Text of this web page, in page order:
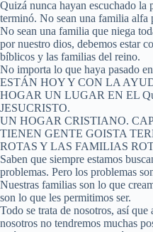
Quizá nunca hayan escuchado la
terminó. No sean una familia alfa
No sean una familia que niega
por nuestro dios, debemos estar
bíblicos y las familias del reino.
No importa lo que haya pasado
ESTÁN HOY Y CON LA
HOGAR UN LUGAR EN EL
JESUCRISTO.
UN HOGAR CRISTIANO.
TIENEN GENTE GOISTA
ROTAS Y LAS FAMILIAS
Saben que siempre estamos
problemas. Pero los problemas
Nuestras familias son lo que
son lo que les permitimos ser.
Todo se trata de nosotros, así
nosotros no tendremos muchas